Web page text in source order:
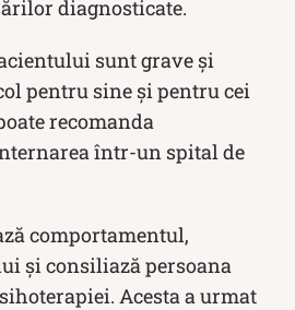
diagnosticate.
sunt grave și
pentru sine și pentru cei
recomanda
într-un spital de
comportamentul,
și consiliază persoana
Acesta a urmat